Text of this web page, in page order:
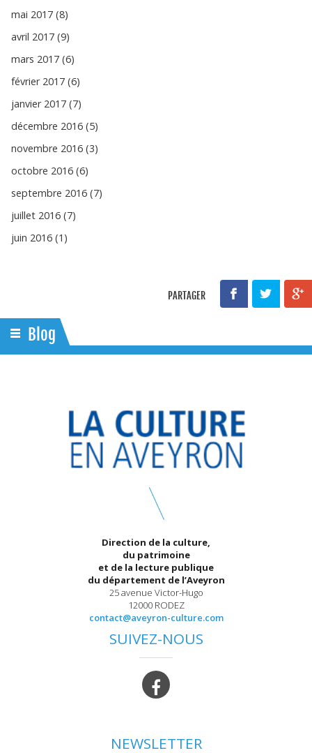
mai 2017 (8)
avril 2017 (9)
mars 2017 (6)
février 2017 (6)
janvier 2017 (7)
décembre 2016 (5)
novembre 2016 (3)
octobre 2016 (6)
septembre 2016 (7)
juillet 2016 (7)
juin 2016 (1)
PARTAGER
Blog
Direction de la culture,
du patrimoine
et de la lecture publique
du département de l’Aveyron
25 avenue Victor-Hugo
12000 RODEZ
contact@aveyron-culture.com
SUIVEZ-NOUS
NEWSLETTER